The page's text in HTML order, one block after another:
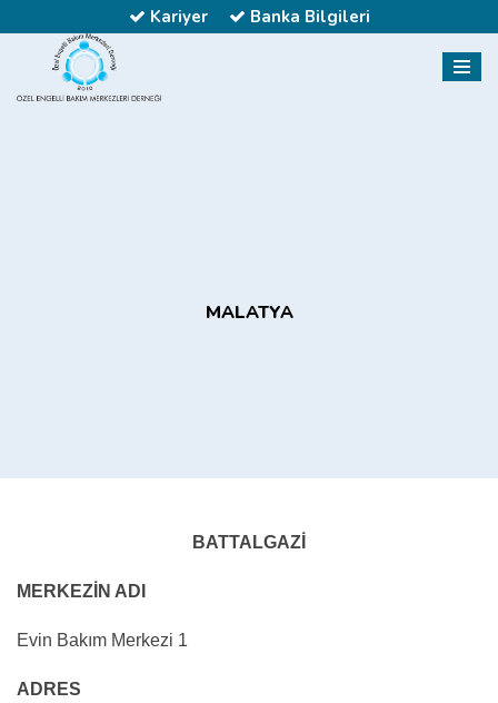
Kariyer Banka Bilgileri
MALATYA
BATTALGAZİ
MERKEZİN ADI
Evin Bakım Merkezi 1
ADRES